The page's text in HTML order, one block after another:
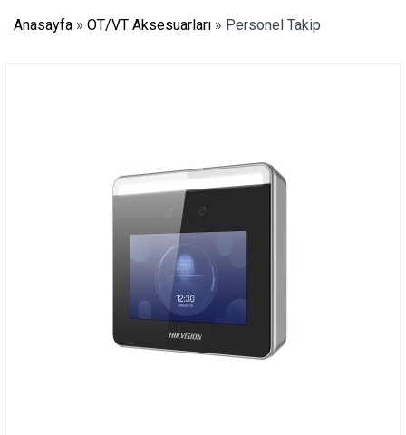
Anasayfa » OT/VT Aksesuarları » Personel Takip